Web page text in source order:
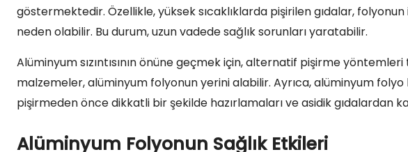
göstermektedir. Özellikle, yüksek sıcaklıklarda pişirilen gıdalar, folyonun
neden olabilir. Bu durum, uzun vadede sağlık sorunları yaratabilir.
Alüminyum sızıntısının önüne geçmek için, alternatif pişirme yöntemleri
malzemeler, alüminyum folyonun yerini alabilir. Ayrıca, alüminyum folyo
pişirmeden önce dikkatli bir şekilde hazırlamaları ve asidik gıdalardan
Alüminyum Folyonun Sağlık Etkileri